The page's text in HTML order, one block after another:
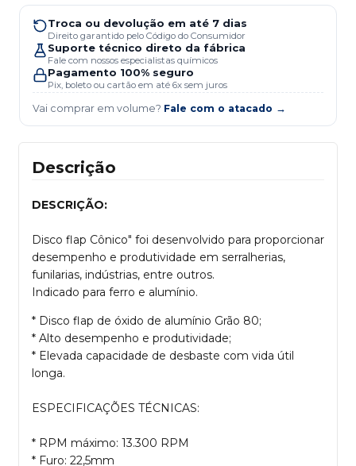
Troca ou devolução em até 7 dias
Direito garantido pelo Código do Consumidor
Suporte técnico direto da fábrica
Fale com nossos especialistas químicos
Pagamento 100% seguro
Pix, boleto ou cartão em até 6x sem juros
Vai comprar em volume? Fale com o atacado →
Descrição
DESCRIÇÃO:
Disco flap Cônico" foi desenvolvido para proporcionar
desempenho e produtividade em serralherias,
funilarias, indústrias, entre outros.
Indicado para ferro e alumínio.
* Disco flap de óxido de alumínio Grão 80;
* Alto desempenho e produtividade;
* Elevada capacidade de desbaste com vida útil
longa.
ESPECIFICAÇÕES TÉCNICAS:
* RPM máximo: 13.300 RPM
* Furo: 22,5mm